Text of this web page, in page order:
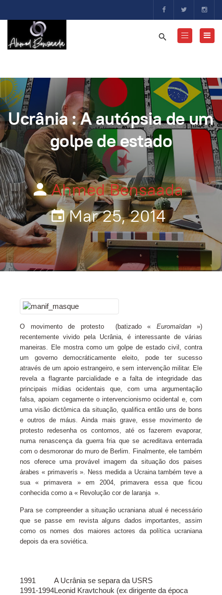
Ucrânia : A autópsia de um
golpe de estado
Ahmed Bensaada
Mar 25, 2014
O movimento de protesto (batizado « Euromaïdan»)
recentemente vivido pela Ucrânia, é interessante de várias
maneiras. Ele mostra como um golpe de estado civil, contra
um governo democráticamente eleito, pode ter sucesso
através de um apoio estrangeiro, e sem intervenção militar. Ele
revela a flagrante parcialidade e a falta de integridade das
principais mídias ocidentais que, com uma argumentação
falsa, apoiam cegamente o intervencionismo ocidental e, com
uma visão dictômica da situação, qualifica então uns de bons
e outros de máus. Ainda mais grave, esse movimento de
protesto redesenha os contornos, até os fazerem evaporar,
numa renascença da guerra fria que se acreditava enterrada
com o desmoronar do muro de Berlim. Finalmente, ele também
nos oferece uma provável imagem da situação dos paises
árabes « primaverís ». Ness medida a Ucraina também teve a
sua « primavera » em 2004, primavera essa que ficou
conhecida como a « Revolução cor de laranja ».
Para se compreender a situação ucraniana atual é necessário
que se passe em revista alguns dados importantes, assim
como os nomes dos maiores actores da política ucraniana
depois da era soviética.
1991
A Ucrânia se separa da USRS
1991-1994Leonid Kravtchouk (ex dirigente da época